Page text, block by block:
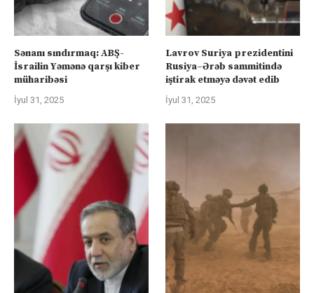
Sənanı sındırmaq: ABŞ-
İsrailin Yəmənə qarşı kiber
müharibəsi
İyul 31, 2025
Lavrov Suriya prezidentini
Rusiya–Ərəb sammitində
iştirak etməyə dəvət edib
İyul 31, 2025